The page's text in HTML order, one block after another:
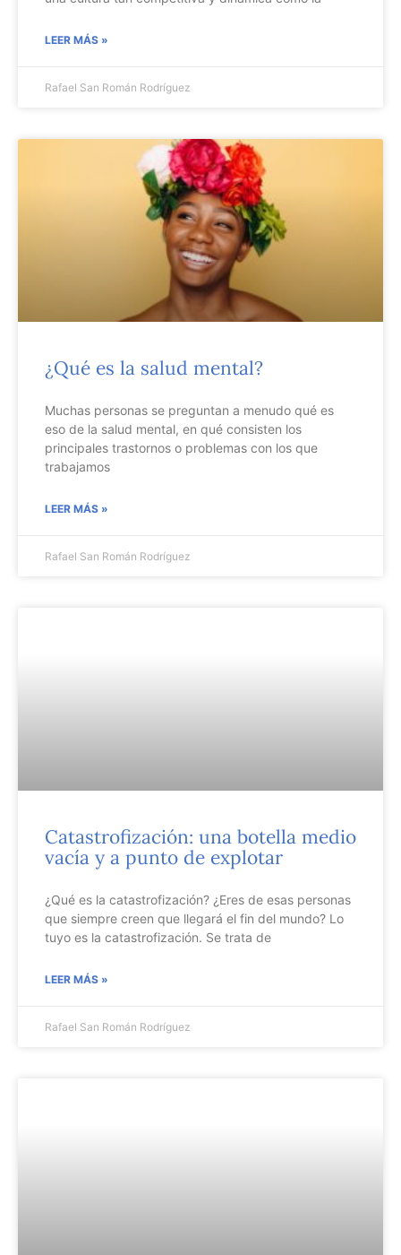
LEER MÁS »
Rafael San Román Rodríguez
¿Qué es la salud mental?
Muchas personas se preguntan a menudo qué es
eso de la salud mental, en qué consisten los
principales trastornos o problemas con los que
trabajamos
LEER MÁS »
Rafael San Román Rodríguez
Catastrofización: una botella medio
vacía y a punto de explotar
¿Qué es la catastrofización? ¿Eres de esas personas
que siempre creen que llegará el fin del mundo? Lo
tuyo es la catastrofización. Se trata de
LEER MÁS »
Rafael San Román Rodríguez